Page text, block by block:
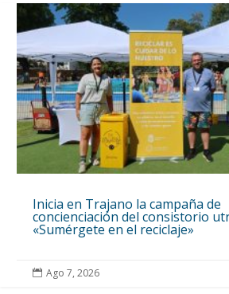
Inicia en Trajano la campaña de
concienciación del consistorio
«Sumérgete en el reciclaje»
 Ago 7, 2026